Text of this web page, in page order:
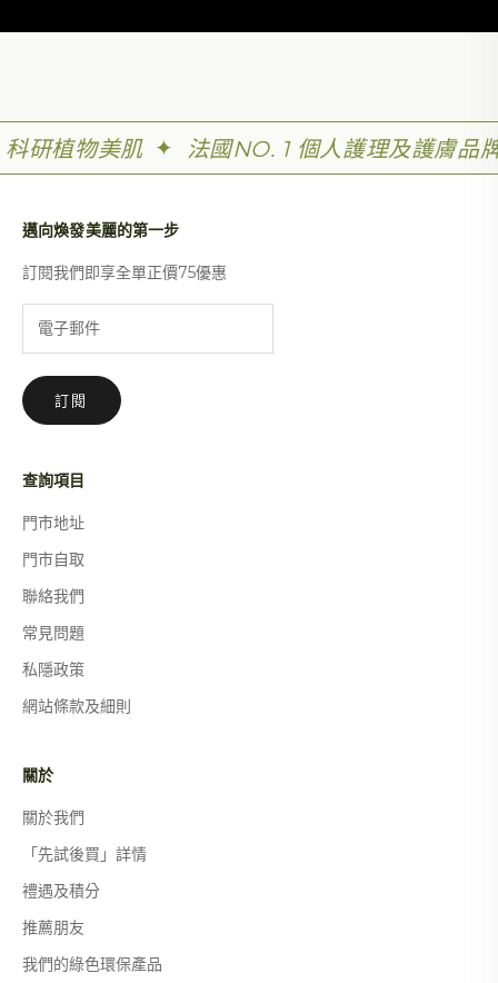
科研植物美肌 ✦ 法國NO. 1 個人護理及護膚品
邁向煥發美麗的第一步
訂閱我們即享全單正價75優惠
訂閱
查詢項目
門市地址
門市自取
聯絡我們
常見問題
私隱政策
網站條款及細則
關於
關於我們
「先試後買」詳情
禮遇及積分
推薦朋友
我們的綠色環保產品